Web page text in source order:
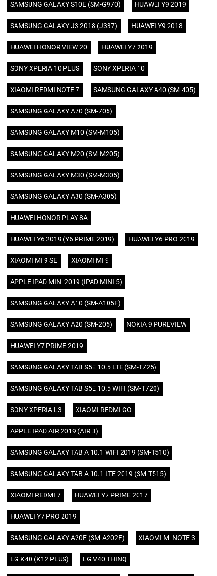
SAMSUNG GALAXY S10E (SM-G970) HUAWEI Y9 2019
SAMSUNG GALAXY J3 2018 (J337) HUAWEI Y9 2018
HUAWEI HONOR VIEW 20 HUAWEI Y7 2019
SONY XPERIA 10 PLUS SONY XPERIA 10
XIAOMI REDMI NOTE 7 SAMSUNG GALAXY A40 (SM-405)
SAMSUNG GALAXY A70 (SM-705)
SAMSUNG GALAXY M10 (SM-M105)
SAMSUNG GALAXY M20 (SM-M205)
SAMSUNG GALAXY M30 (SM-M305)
SAMSUNG GALAXY A30 (SM-A305)
HUAWEI HONOR PLAY 8A
HUAWEI Y6 2019 (Y6 PRIME 2019) HUAWEI Y6 PRO 2019
XIAOMI MI 9 SE XIAOMI MI 9
APPLE IPAD MINI 2019 (IPAD MINI 5)
SAMSUNG GALAXY A10 (SM-A105F)
SAMSUNG GALAXY A20 (SM-205) NOKIA 9 PUREVIEW
HUAWEI Y7 PRIME 2019
SAMSUNG GALAXY TAB S5E 10.5 LTE (SM-T725)
SAMSUNG GALAXY TAB S5E 10.5 WIFI (SM-T720)
SONY XPERIA L3 XIAOMI REDMI GO
APPLE IPAD AIR 2019 (AIR 3)
SAMSUNG GALAXY TAB A 10.1 WIFI 2019 (SM-T510)
SAMSUNG GALAXY TAB A 10.1 LTE 2019 (SM-T515)
XIAOMI REDMI 7 HUAWEI Y7 PRIME 2017
HUAWEI Y7 PRO 2019
SAMSUNG GALAXY A20E (SM-A202F) XIAOMI MI NOTE 3
LG K40 (K12 PLUS) LG V40 THINQ